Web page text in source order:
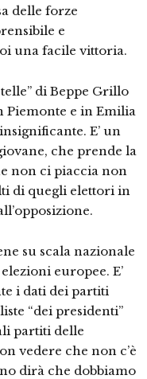
delle forze
e
una facile vittoria.
di Beppe Grillo
Piemonte e in Emilia
E’ un
che prende la
non ci piaccia non
di quegli elettori in
su scala nazionale
europee. E’
i dati dei partiti
“dei presidenti”
partiti delle
vedere che non c’è
dirà che dobbiamo